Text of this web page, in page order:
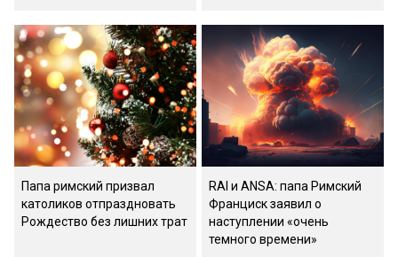
Папа римский призвал
католиков отпраздновать
Рождество без лишних трат
RAI и ANSA: папа Римский
Франциск заявил о
наступлении «очень
темного времени»